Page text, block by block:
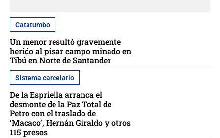
Catatumbo
Un menor resultó gravemente
herido al pisar campo minado en
Tibú en Norte de Santander
Sistema carcelario
De la Espriella arranca el
desmonte de la Paz Total de
Petro con el traslado de
‘Macaco’, Hernán Giraldo y otros
115 presos